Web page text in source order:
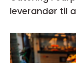
leverandør til